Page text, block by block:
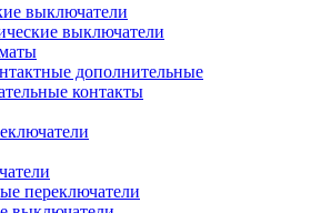
выключатели
выключатели
дополнительные
контакты
переключатели